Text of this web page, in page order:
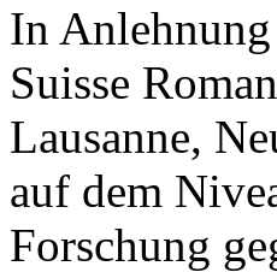
In
Suisse
Lausanne,
auf dem
Forschung